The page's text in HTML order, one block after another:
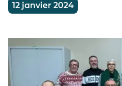
12 janvier 2024